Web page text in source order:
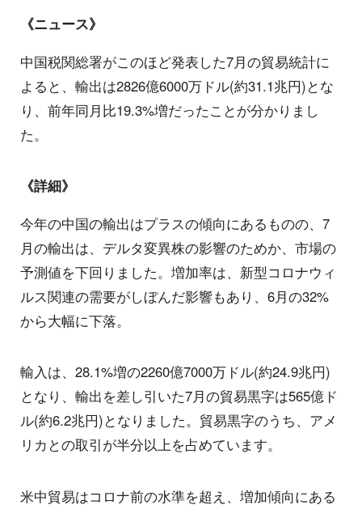
《ニュース》
中国税関総署がこのほど発表した7月の貿易統計に
よると、輸出は2826億6000万ドル(約31.1兆円)とな
り、前年同月比19.3%増だったことが分かりまし
た。
《詳細》
今年の中国の輸出はプラスの傾向にあるものの、7
月の輸出は、デルタ変異株の影響のためか、市場の
予測値を下回りました。増加率は、新型コロナウィ
ルス関連の需要がしぼんだ影響もあり、6月の32%
から大幅に下落。
輸入は、28.1%増の2260億7000万ドル(約24.9兆円)
となり、輸出を差し引いた7月の貿易黒字は565億ド
ル(約6.2兆円)となりました。貿易黒字のうち、アメ
リカとの取引が半分以上を占めています。
米中貿易はコロナ前の水準を超え、増加傾向にある